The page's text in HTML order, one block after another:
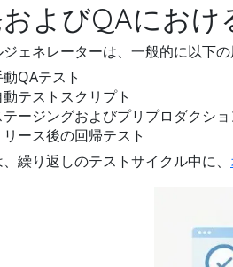
よびQAにおけ
ェネレーターは、一般的に以下の
QAテスト
動テストスクリプト
テージングおよびプリプロダクシ
リース後の回帰テスト
繰り返しのテストサイクル中に、